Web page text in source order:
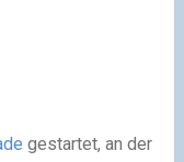
gestartet, an der